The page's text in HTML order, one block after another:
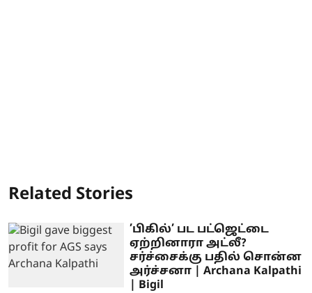
Related Stories
’பிகில்’ பட பட்ஜெட்டை
ஏற்றினாரா அட்லீ?
சர்ச்சைக்கு பதில் சொன்ன
அர்ச்சனா | Archana Kalpathi
| Bigil